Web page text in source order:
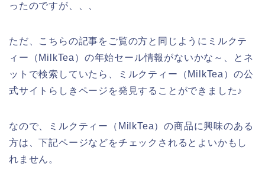
ったのですが、、、
ただ、こちらの記事をご覧の方と同じようにミルクテ
ィー（MilkTea）の年始セール情報がないかな～、とネ
ットで検索していたら、ミルクティー（MilkTea）の公
式サイトらしきページを発見することができました♪
なので、ミルクティー（MilkTea）の商品に興味のある
方は、下記ページなどをチェックされるとよいかもし
れません。